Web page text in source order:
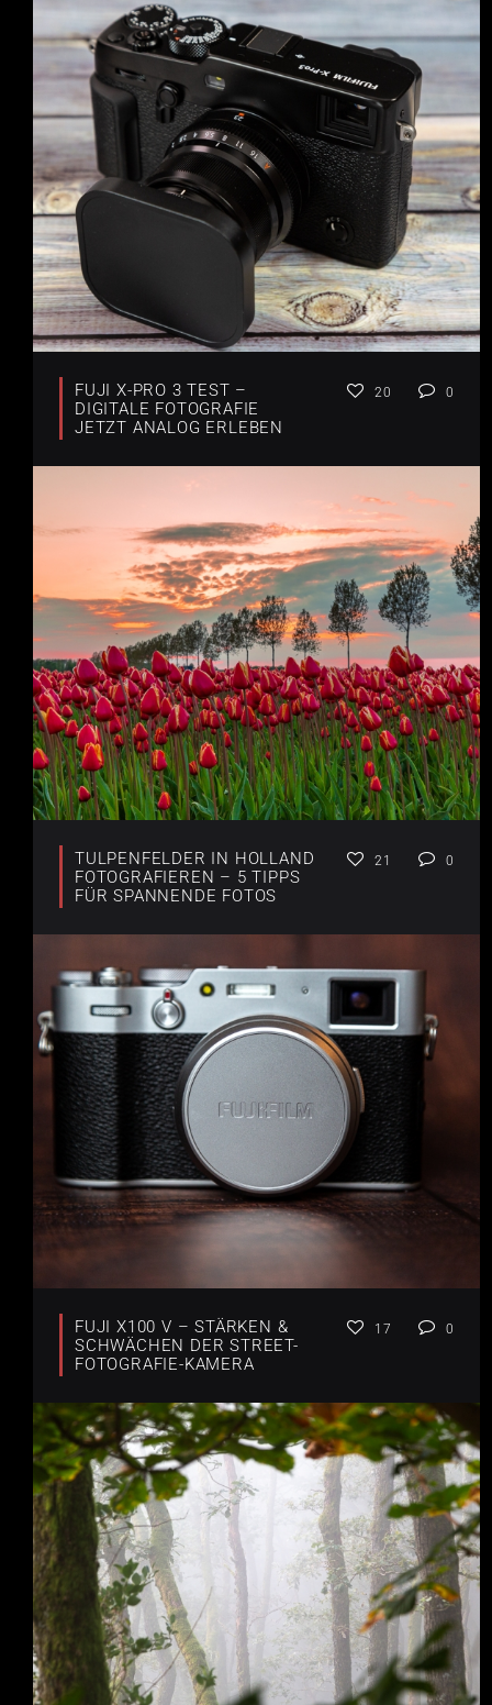
FUJI X-PRO 3 TEST –
DIGITALE FOTOGRAFIE
JETZT ANALOG ERLEBEN
20 0
TULPENFELDER IN HOLLAND
FOTOGRAFIEREN – 5 TIPPS
FÜR SPANNENDE FOTOS
21 0
FUJI X100 V – STÄRKEN &
SCHWÄCHEN DER STREET-
FOTOGRAFIE-KAMERA
17 0